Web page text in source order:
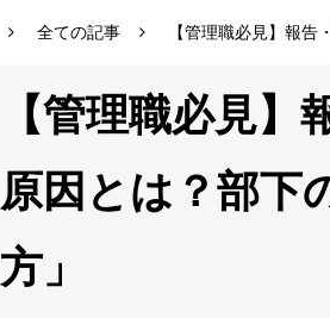
全ての記事 【管理職必見】報告
【管理職必見
原因とは？部下
方」